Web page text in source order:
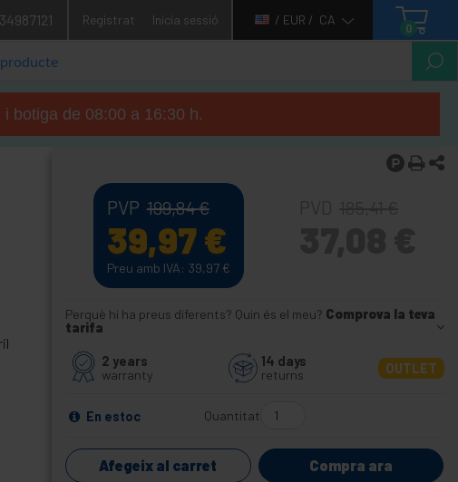
Registrat Inicia sessió / EUR / CA
0
botiga de 08:00 a 16:30 h.
PVP 199,84€
39,97€
Preu amb IVA: 39,97 €
Perquè hi ha preus diferents? Quin és el meu? Comprova la teva
tarifa
2 years
warranty
14 days
returns
OUTLET
En estoc Quantitat
Afegeix al carret Compra ara